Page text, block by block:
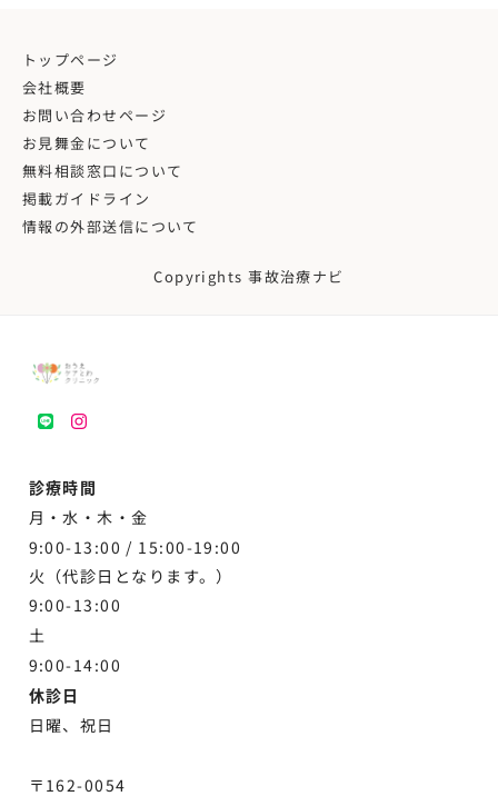
トップページ
会社概要
お問い合わせページ
お見舞金について
無料相談窓口について
掲載ガイドライン
情報の外部送信について
Copyrights 事故治療ナビ
LINEinstagram
診療時間
月・水・木・金
9:00-13:00 / 15:00-19:00
火（代診日となります。）
9:00-13:00
土
9:00-14:00
休診日
日曜、祝日
〒162-0054